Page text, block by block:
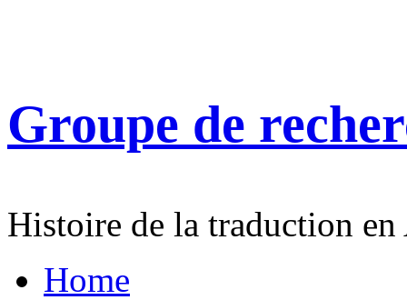
Groupe de
Histoire de la traduction
Home